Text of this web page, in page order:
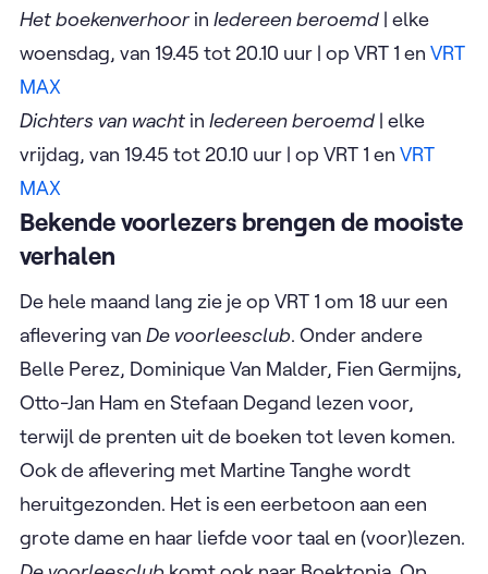
Het boekenverhoor in Iedereen beroemd | elke
woensdag, van 19.45 tot 20.10 uur | op VRT 1 en VRT
MAX
Dichters van wacht in Iedereen beroemd | elke
vrijdag, van 19.45 tot 20.10 uur | op VRT 1 en VRT
MAX
Bekende voorlezers brengen de mooiste
verhalen
De hele maand lang zie je op VRT 1 om 18 uur een
aflevering van De voorleesclub. Onder andere
Belle Perez, Dominique Van Malder, Fien Germijns,
Otto-Jan Ham en Stefaan Degand lezen voor,
terwijl de prenten uit de boeken tot leven komen.
Ook de aflevering met Martine Tanghe wordt
heruitgezonden. Het is een eerbetoon aan een
grote dame en haar liefde voor taal en (voor)lezen.